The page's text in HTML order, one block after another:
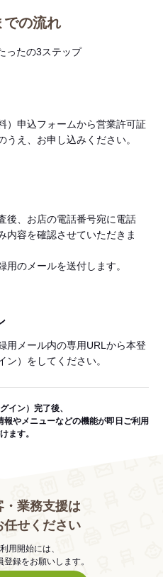
での流れ
ったの3ステップ
）申込フォームから営業許可証
うえ、お申し込みください。
後、お店の電話番号宛に電話
内容を確認させていただきま
用のメールを送付します。
用メール内の専用URLから本登
ン）をしてください。
イン）完了後、
やメニューなどの機能が即日ご利用
ます。
業務支援は
任せください
用開始には、
録をお願いします。